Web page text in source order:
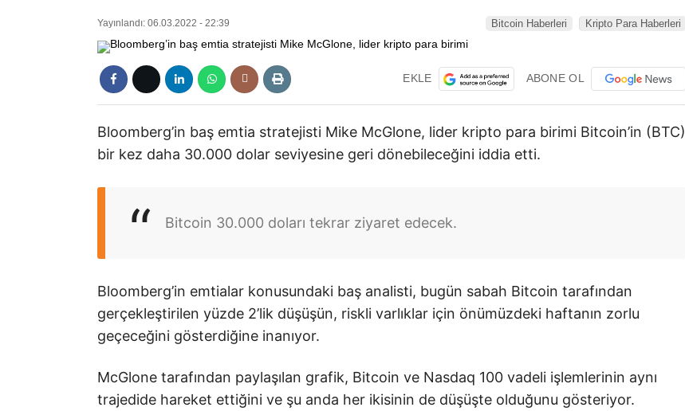
Yayınlandı: 06.03.2022 - 22:39 Bitcoin Haberleri Kripto Para Haberleri
EKLE ABONE OL
Bloomberg’in baş emtia stratejisti Mike McGlone, lider kripto para birimi Bitcoin’in (BTC)
bir kez daha 30.000 dolar seviyesine geri dönebileceğini iddia etti.
Bitcoin 30.000 doları tekrar ziyaret edecek.
Bloomberg’in emtialar konusundaki baş analisti, bugün sabah Bitcoin tarafından
gerçekleştirilen yüzde 2’lik düşüşün, riskli varlıklar için önümüzdeki haftanın zorlu
geçeceğini gösterdiğine inanıyor.
McGlone tarafından paylaşılan grafik, Bitcoin ve Nasdaq 100 vadeli işlemlerinin aynı
trajedide hareket ettiğini ve şu anda her ikisinin de düşüşte olduğunu gösteriyor.